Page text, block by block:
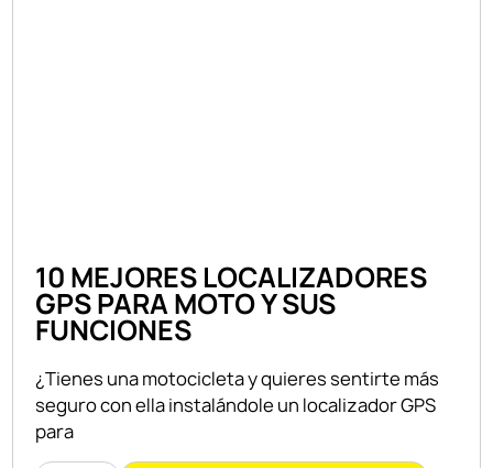
10 MEJORES LOCALIZADORES
GPS PARA MOTO Y SUS
FUNCIONES
¿Tienes una motocicleta y quieres sentirte más
seguro con ella instalándole un localizador GPS
para